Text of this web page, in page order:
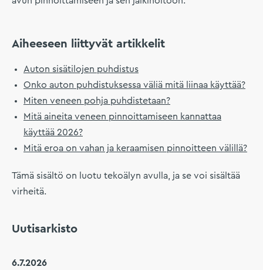
Aiheeseen liittyvät artikkelit
Auton sisätilojen puhdistus
Onko auton puhdistuksessa väliä mitä liinaa käyttää?
Miten veneen pohja puhdistetaan?
Mitä aineita veneen pinnoittamiseen kannattaa
käyttää 2026?
Mitä eroa on vahan ja keraamisen pinnoitteen välillä?
Tämä sisältö on luotu tekoälyn avulla, ja se voi sisältää
virheitä.
Uutisarkisto
6.7.2026